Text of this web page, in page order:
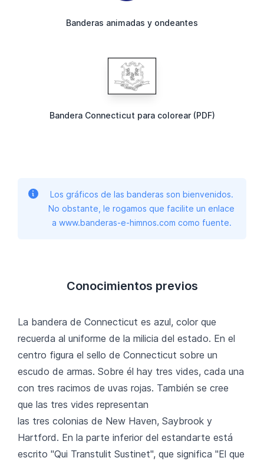
Banderas animadas y ondeantes
Bandera Connecticut para colorear (PDF)
Los gráficos de las banderas son bienvenidos.
No obstante, le rogamos que facilite un enlace
a www.banderas-e-himnos.com como fuente.
Conocimientos previos
La bandera de Connecticut es azul, color que
recuerda al uniforme de la milicia del estado. En el
centro figura el sello de Connecticut sobre un
escudo de armas. Sobre él hay tres vides, cada una
con tres racimos de uvas rojas. También se cree
que las tres vides representan
las tres colonias de New Haven, Saybrook y
Hartford. En la parte inferior del estandarte está
escrito "Qui Transtulit Sustinet", que significa "El que